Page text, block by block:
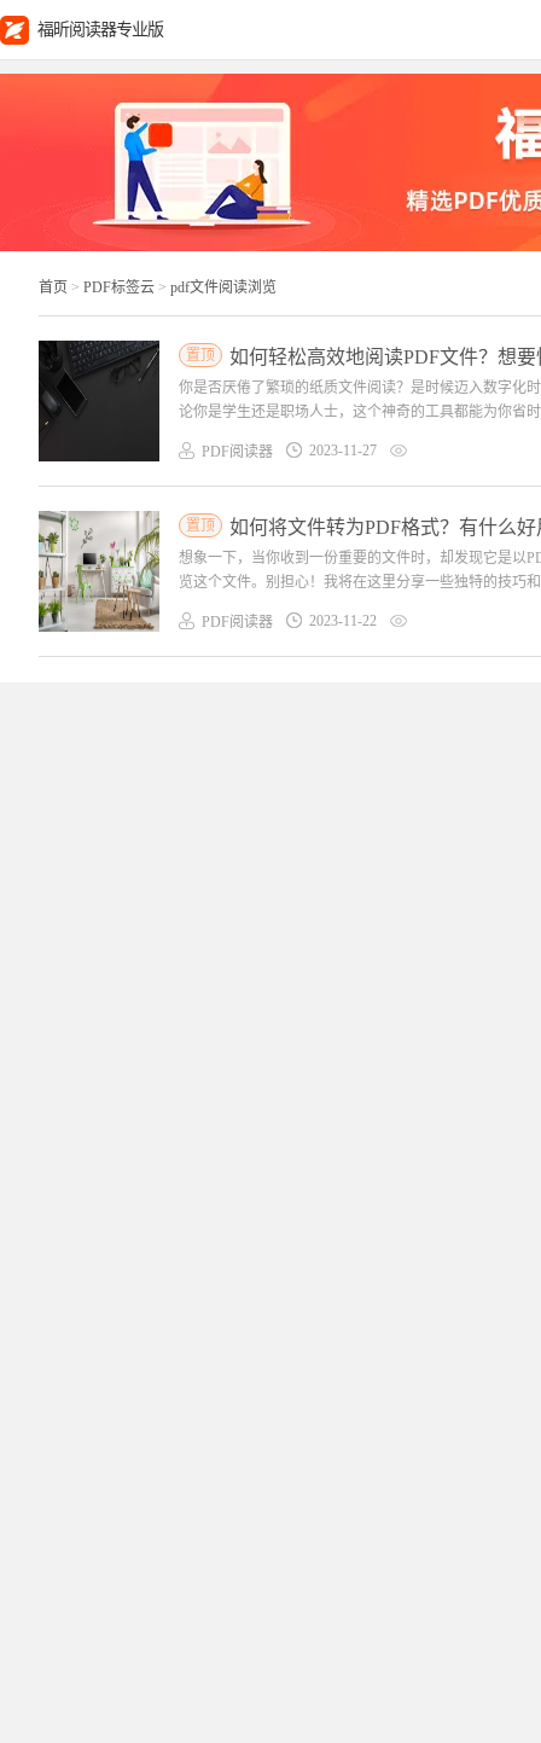
福昕阅读器专业版
首页 > PDF标签云 > pdf文件阅读浏览
置顶 如何轻松高效地阅读PDF文件？想
你是否厌倦了繁琐的纸质文件阅读？是时候迈入数字
论你是学生还是职场人士，这个神奇的工具都能为你省
PDF阅读器 2023-11-27
置顶 如何将文件转为PDF格式？有什么
想象一下，当你收到一份重要的文件时，却发现它是以
览这个文件。别担心！我将在这里分享一些独特的技巧
PDF阅读器 2023-11-22